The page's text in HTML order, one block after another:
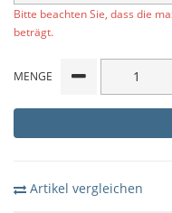
Bitte beachten Sie, dass die
beträgt.
MENGE
Artikel vergleichen